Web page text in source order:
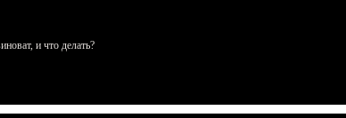
и что делать?